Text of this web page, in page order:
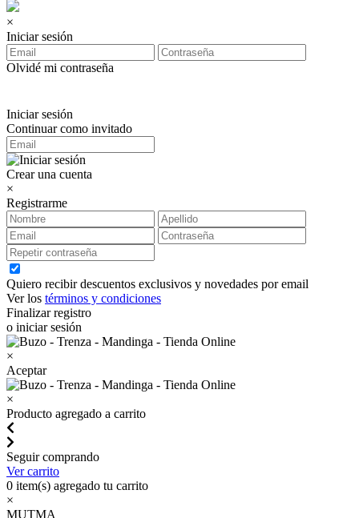
×
Iniciar sesión
Olvidé mi contraseña
Iniciar sesión
Continuar como invitado
Crear una cuenta
×
Registrarme
Quiero recibir descuentos exclusivos y novedades por email
Ver los términos y condiciones
Finalizar registro
o iniciar sesión
×
Aceptar
×
Producto agregado a carrito
Seguir comprando
Ver carrito
0 item(s) agregado tu carrito
×
MUTMA